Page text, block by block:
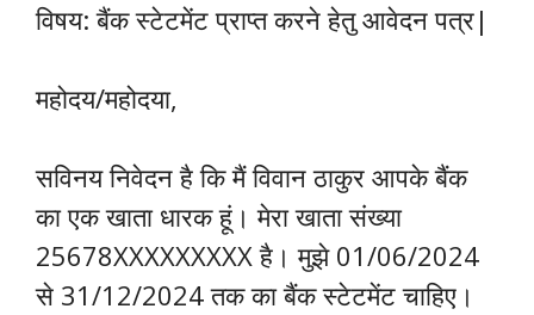
विषय: बैंक स्टेटमेंट प्राप्त करने हेतु आवेदन पत्र|
महोदय/महोदया,
सविनय निवेदन है कि मैं विवान ठाकुर आपके बैंक
का एक खाता धारक हूं। मेरा खाता संख्या
25678XXXXXXXXX है। मुझे 01/06/2024
से 31/12/2024 तक का बैंक स्टेटमेंट चाहिए।